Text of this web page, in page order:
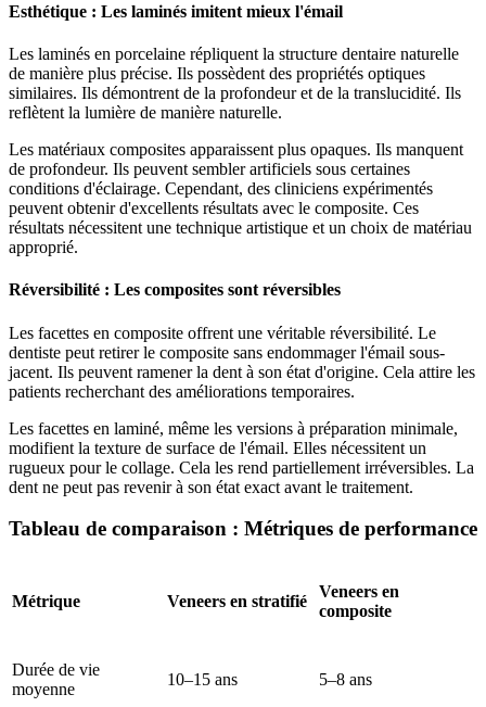
Esthétique : Les laminés imitent mieux l'émail
Les laminés en porcelaine répliquent la structure dentaire naturelle
de manière plus précise. Ils possèdent des propriétés optiques
similaires. Ils démontrent de la profondeur et de la translucidité. Ils
reflètent la lumière de manière naturelle.
Les matériaux composites apparaissent plus opaques. Ils manquent
de profondeur. Ils peuvent sembler artificiels sous certaines
conditions d'éclairage. Cependant, des cliniciens expérimentés
peuvent obtenir d'excellents résultats avec le composite. Ces
résultats nécessitent une technique artistique et un choix de matériau
approprié.
Réversibilité : Les composites sont réversibles
Les facettes en composite offrent une véritable réversibilité. Le
dentiste peut retirer le composite sans endommager l'émail sous-
jacent. Ils peuvent ramener la dent à son état d'origine. Cela attire les
patients recherchant des améliorations temporaires.
Les facettes en laminé, même les versions à préparation minimale,
modifient la texture de surface de l'émail. Elles nécessitent un
rugueux pour le collage. Cela les rend partiellement irréversibles. La
dent ne peut pas revenir à son état exact avant le traitement.
Tableau de comparaison : Métriques de performance
Métrique Veneers en stratifié
Veneers en
composite
Durée de vie
moyenne
10–15 ans 5–8 ans